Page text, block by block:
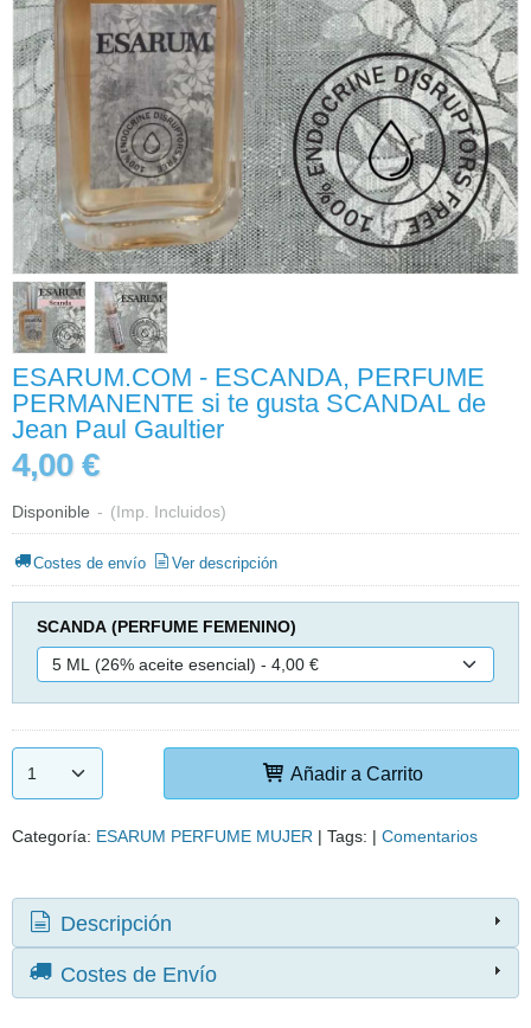
ESARUM.COM - ESCANDA, PERFUME
PERMANENTE si te gusta SCANDAL de
Jean Paul Gaultier
4,00 €
Disponible - (Imp. Incluidos)
Costes de envío Ver descripción
SCANDA (PERFUME FEMENINO)
Añadir a Carrito
Categoría: ESARUM PERFUME MUJER | Tags: | Comentarios
Descripción
Costes de Envío